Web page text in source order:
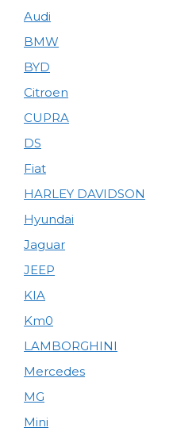
Audi
BMW
BYD
Citroen
CUPRA
DS
Fiat
HARLEY DAVIDSON
Hyundai
Jaguar
JEEP
KIA
Km0
LAMBORGHINI
Mercedes
MG
Mini